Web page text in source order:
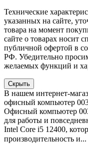
Технические
указанных на сайте,
товара на момент
сайте о товарах носит
публичной офертой в
РФ. Убедительно
желаемых функций и
Скрыть
В нашем интернет-
офисный компьютер
Офисный компьютер
для работы и
Intel Core i5 12400,
производительность и...